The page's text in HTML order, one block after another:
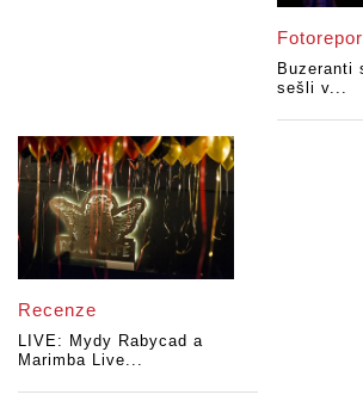
Buzeranti
sešli v...
Recenze
LIVE: Mydy Rabycad a
Marimba Live...